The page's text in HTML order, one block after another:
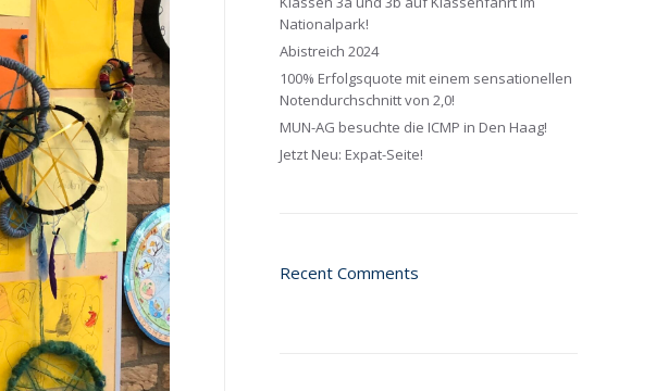
Nationalpark!
Abistreich 2024
100% Erfolgsquote mit einem sensationellen
Notendurchschnitt von 2,0!
MUN-AG besuchte die ICMP in Den Haag!
Jetzt Neu: Expat-Seite!
Recent Comments